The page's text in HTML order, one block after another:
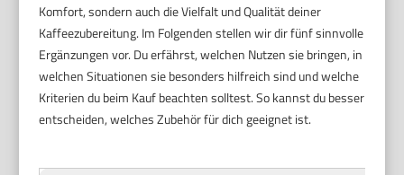
Komfort, sondern auch die Vielfalt und Qualität deiner
Kaffeezubereitung. Im Folgenden stellen wir dir fünf sinnvolle
Ergänzungen vor. Du erfährst, welchen Nutzen sie bringen, in
welchen Situationen sie besonders hilfreich sind und welche
Kriterien du beim Kauf beachten solltest. So kannst du besser
entscheiden, welches Zubehör für dich geeignet ist.